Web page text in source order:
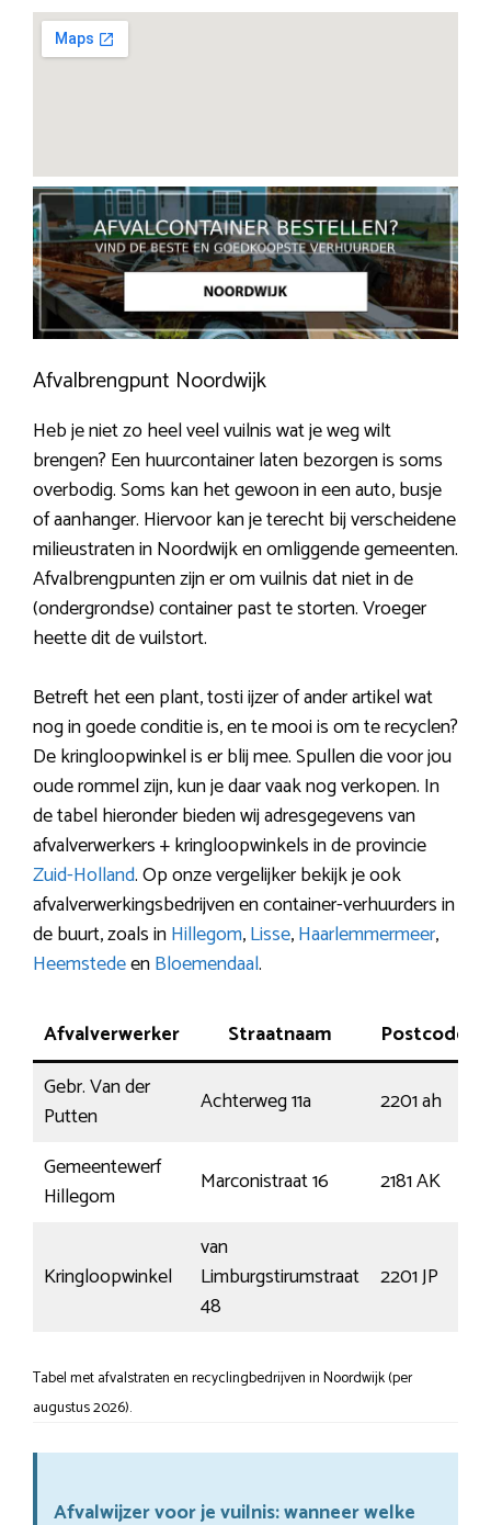
Afvalbrengpunt Noordwijk
Heb je niet zo heel veel vuilnis wat je weg wilt
brengen? Een huurcontainer laten bezorgen is soms
overbodig. Soms kan het gewoon in een auto, busje
of aanhanger. Hiervoor kan je terecht bij verscheidene
milieustraten in Noordwijk en omliggende gemeenten.
Afvalbrengpunten zijn er om vuilnis dat niet in de
(ondergrondse) container past te storten. Vroeger
heette dit de vuilstort.
Betreft het een plant, tosti ijzer of ander artikel wat
nog in goede conditie is, en te mooi is om te recyclen?
De kringloopwinkel is er blij mee. Spullen die voor jou
oude rommel zijn, kun je daar vaak nog verkopen. In
de tabel hieronder bieden wij adresgegevens van
afvalverwerkers + kringloopwinkels in de provincie
Zuid-Holland. Op onze vergelijker bekijk je ook
afvalverwerkingsbedrijven en container-verhuurders in
de buurt, zoals inHillegom,Lisse,Haarlemmermeer,
HeemstedeenBloemendaal.
Afvalverwerker Straatnaam
Postcode
Gebr. Van der
Putten
Achterweg 11a 2201 ah
Gemeentewerf
Hillegom
Marconistraat 16 2181 AK
Kringloopwinkel
van
Limburgstirumstraat
48
2201 JP
Tabel met afvalstraten en recyclingbedrijven in Noordwijk (per
augustus 2026).
Afvalwijzer voor je vuilnis: wanneer welke